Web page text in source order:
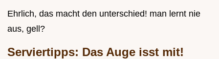
Ehrlich, das macht den unterschied! man lernt nie
aus, gell?
Serviertipps: Das Auge isst mit!